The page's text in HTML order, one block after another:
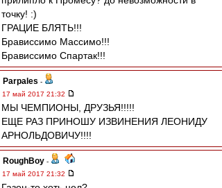
точку! :)
ГРАЦИЕ БЛЯТЬ!!!
Брависсимо Массимо!!!
Брависсимо Спартак!!!
Parpales -
17 май 2017 21:32
МЫ ЧЕМПИОНЫ, ДРУЗЬЯ!!!!!
ЕЩЕ РАЗ ПРИНОШУ ИЗВИНЕНИЯ ЛЕОНИДУ
АРНОЛЬДОВИЧУ!!!!
RoughBoy -
17 май 2017 21:32